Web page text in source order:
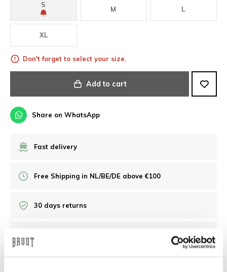
S
M L
XL
Don't forget to select your size.
Add to cart
Share on WhatsApp
Fast delivery
Free Shipping in NL/BE/DE above €100
30 days returns